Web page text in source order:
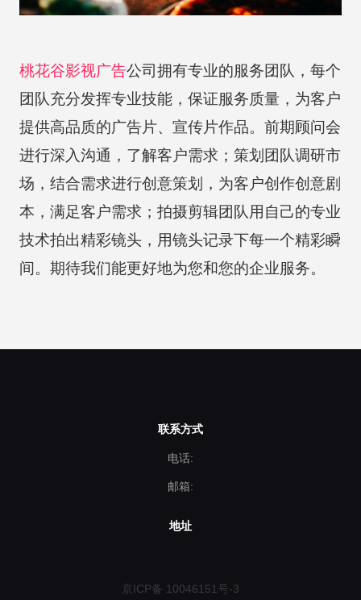
桃花谷影视广告公司拥有专业的服务团队，每个
团队充分发挥专业技能，保证服务质量，为客户
提供高品质的广告片、宣传片作品。前期顾问会
进行深入沟通，了解客户需求；策划团队调研市
场，结合需求进行创意策划，为客户创作创意剧
本，满足客户需求；拍摄剪辑团队用自己的专业
技术拍出精彩镜头，用镜头记录下每一个精彩瞬
间。期待我们能更好地为您和您的企业服务。
联系方式
电话:
邮箱:
地址
京ICP备 10046151号-3